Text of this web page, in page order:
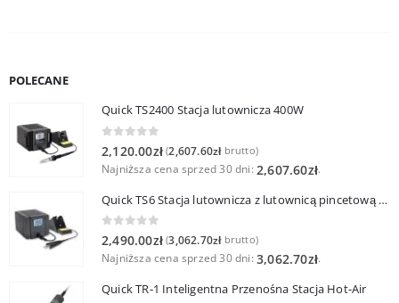
POLECANE
Quick TS2400 Stacja lutownicza 400W
2,120.00zł (2,607.60złbrutto)
Najniższa cena sprzed 30 dni: 2,607.60zł.
Quick TS6 Stacja lutownicza z lutownicą pincetową 60W
0 out of 5
2,490.00zł (3,062.70złbrutto)
Najniższa cena sprzed 30 dni: 3,062.70zł.
Quick TR-1 Inteligentna Przenośna Stacja Hot-Air